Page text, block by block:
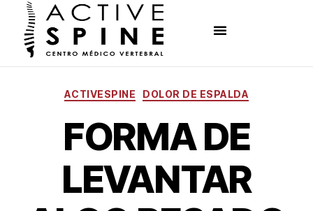
ACTIVESPINE DOLOR DE ESPALDA
FORMA DE
LEVANTAR